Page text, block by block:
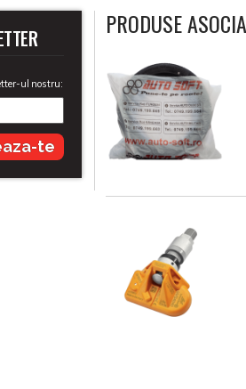
ul nostru:
te
PRODUSE